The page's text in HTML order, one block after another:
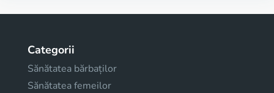
Categorii
Sănătatea bărbaților
Sănătatea femeilor